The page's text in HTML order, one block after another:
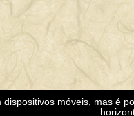
móveis, mas é